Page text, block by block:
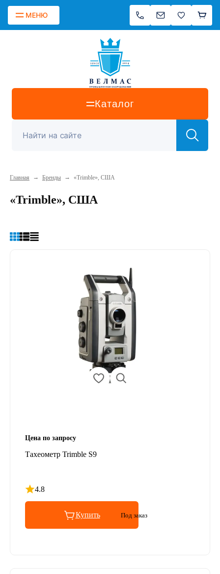
МЕНЮ
Каталог
Главная → Бренды → «Trimble», США
«Trimble», США
Цена по запросу
Тахеометр Trimble S9
4.8
Рейтинг 4.8 из 5
Купить Под заказ